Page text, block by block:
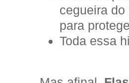
cegueira
para
Toda essa